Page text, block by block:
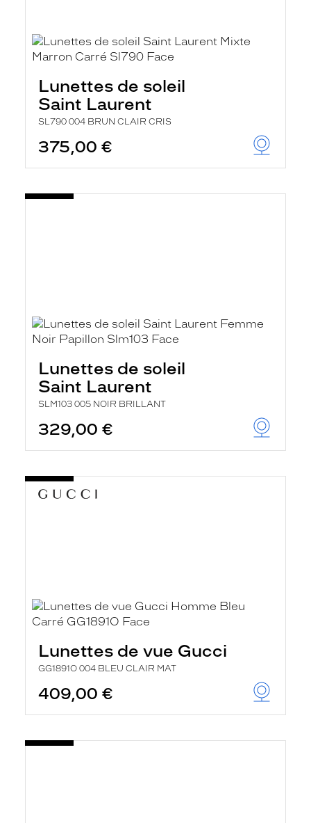
Lunettes de soleil
Saint Laurent
SL790 004 BRUN CLAIR CRIS
375,00 €
Lunettes de soleil
Saint Laurent
SLM103 005 NOIR BRILLANT
329,00 €
Lunettes de vue Gucci
GG1891O 004 BLEU CLAIR MAT
409,00 €